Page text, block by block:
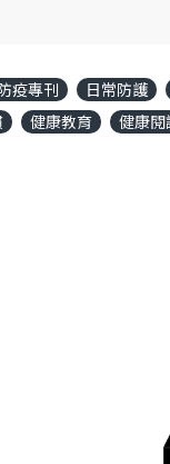
疫專刊 日常防護
健康教育 健康閱